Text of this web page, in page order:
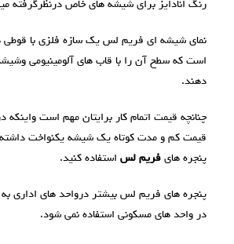
رنگ انادایز برای شیشه های خاص درنظرگرفته
است که سطح آن را با قاب های آلومینیومی
دهند.
چنانچه قیمت اتمام کار برایتان مهم است واینکه
قیمت کم و مدت کوتاه یک شیشه یکنواخت داشته
پنجره های فریم لس استفاده کنید.
پنجره های فریم لس بیشتر درواحد های اداری به
در واحد های مسکونی استفاده نمی شود.